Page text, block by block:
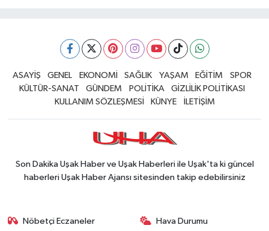
ASAYİŞ GENEL EKONOMİ SAĞLIK YAŞAM EĞİTİM
SPOR
KÜLTÜR-SANAT
GÜNDEM POLİTİKA
GİZLİLİK POLİTİKASI
KULLANIM SÖZLEŞMESİ
KÜNYE İLETİŞİM
Son Dakika Uşak Haber ve Uşak Haberleri ile Uşak'ta ki güncel
haberleri Uşak Haber Ajansı sitesinden takip edebilirsiniz
Nöbetçi Eczaneler Hava Durumu